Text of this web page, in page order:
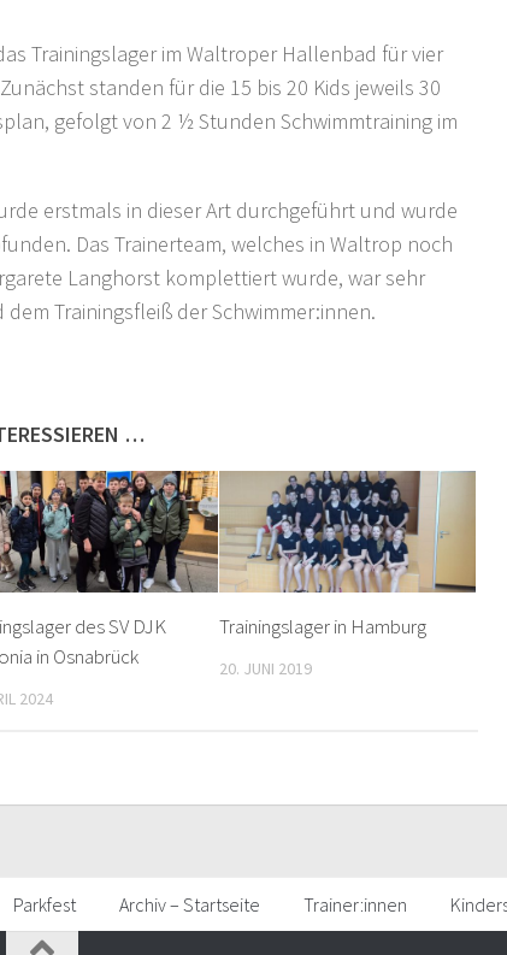
Trainingslager im Waltroper Hallenbad für vier
standen für die 15 bis 20 Kids jeweils 30
gefolgt von 2 ½ Stunden Schwimmtraining im
erstmals in dieser Art durchgeführt und wurde
Das Trainerteam, welches in Waltrop noch
Langhorst komplettiert wurde, war sehr
Trainingsfleiß der Schwimmer:innen.
…
des SV DJK
in Osnabrück
2024
Trainingslager in Hamburg
20. JUNI 2019
Parkfest Archiv – Startseite Trainer:innen